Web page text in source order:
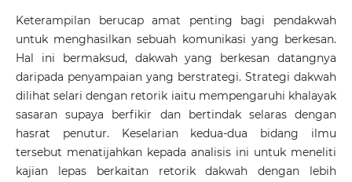
Keterampilan berucap amat penting bagi pendakwah
untuk menghasilkan sebuah komunikasi yang berkesan.
Hal ini bermaksud, dakwah yang berkesan datangnya
daripada penyampaian yang berstrategi. Strategi dakwah
dilihat selari dengan retorik iaitu mempengaruhi khalayak
sasaran supaya berfikir dan bertindak selaras dengan
hasrat penutur. Keselarian kedua-dua bidang ilmu
tersebut menatijahkan kepada analisis ini untuk meneliti
kajian lepas berkaitan retorik dakwah dengan lebih